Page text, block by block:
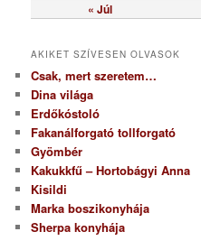
« Júl
AKIKET SZÍVESEN OLVASOK
Csak, mert szeretem…
Dina világa
Erdőkóstoló
Fakanálforgató tollforgató
Gyömbér
Kakukkfű – Hortobágyi Anna
Kisildi
Marka boszikonyhája
Sherpa konyhája